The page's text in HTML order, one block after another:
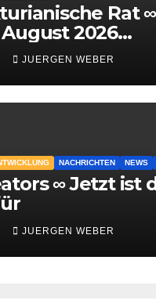
Rat
2026
JUERGEN WEBER
NACHRICHTEN NEWS
∞ Jetzt ist
JUERGEN WEBER